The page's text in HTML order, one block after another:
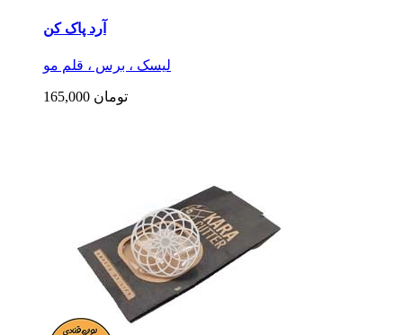
آرد پاک کن
لیسک ، برس ، قلم مو
165,000 تومان